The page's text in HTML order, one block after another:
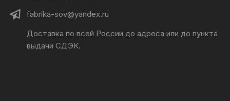
fabrika-sov@yandex.ru
Доставка по всей России до адреса или до пункта
выдачи СДЭК.